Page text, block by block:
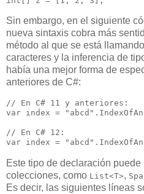
Sin embargo, en el siguiente
nueva sintaxis cobra más
método al que se está
caracteres y la inferencia de
había una mejor forma de
anteriores de C#:
// En C# 11 y anteriores:
var index =
// En C# 12:
Este tipo de declaración
colecciones, como List<T>,
Es decir, las siguientes líneas